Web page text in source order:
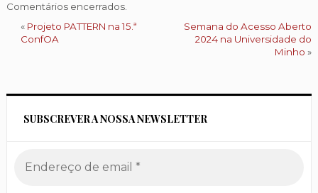
Comentários encerrados.
« Projeto PATTERN na 15.ª
ConfOA
Semana do Acesso Aberto
2024 na Universidade do
Minho »
SUBSCREVER A NOSSA NEWSLETTER